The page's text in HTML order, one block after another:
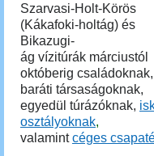
Szarvasi-Holt-Körös
(Kákafoki-holtág) és
Bikazugi-
ág vízitúrák márciustól
októberig családoknak,
baráti társaságoknak,
egyedül túrázóknak,
osztályoknak,
valamintcéges